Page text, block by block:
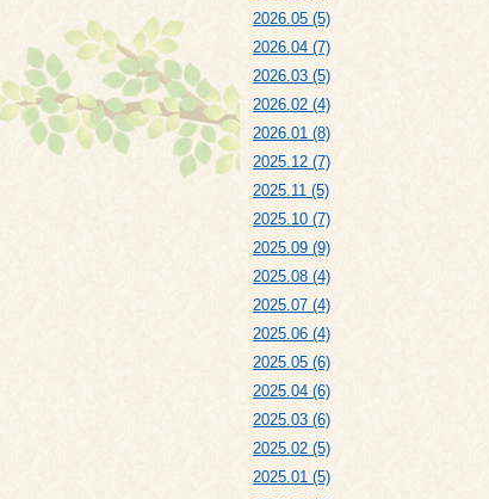
2026.05 (5)
2026.04 (7)
2026.03 (5)
2026.02 (4)
2026.01 (8)
2025.12 (7)
2025.11 (5)
2025.10 (7)
2025.09 (9)
2025.08 (4)
2025.07 (4)
2025.06 (4)
2025.05 (6)
2025.04 (6)
2025.03 (6)
2025.02 (5)
2025.01 (5)